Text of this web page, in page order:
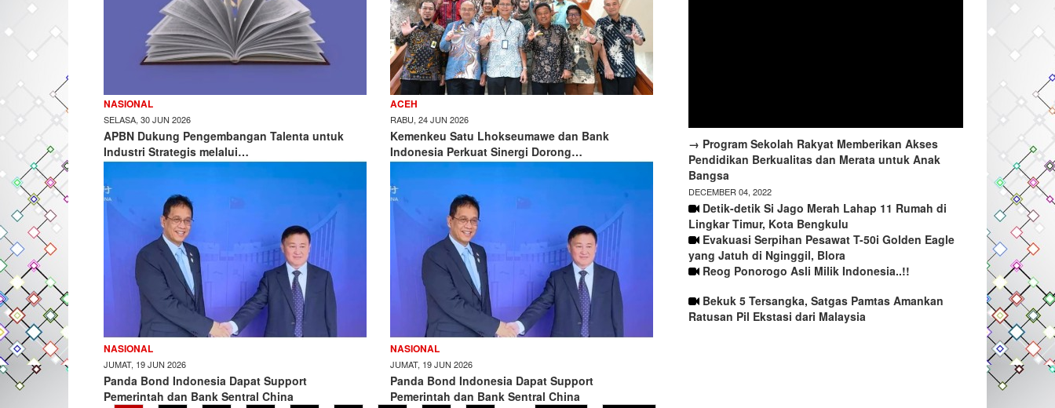
NASIONAL
SELASA, 30 JUN 2026
APBN Dukung Pengembangan Talenta untuk
Industri Strategis melalui…
ACEH
RABU, 24 JUN 2026
Kemenkeu Satu Lhokseumawe dan Bank
Indonesia Perkuat Sinergi Dorong…
NASIONAL
JUMAT, 19 JUN 2026
Panda Bond Indonesia Dapat Support
Pemerintah dan Bank Sentral China
NASIONAL
JUMAT, 19 JUN 2026
Panda Bond Indonesia Dapat Support
Pemerintah dan Bank Sentral China
→ Program Sekolah Rakyat Memberikan Akses
Pendidikan Berkualitas dan Merata untuk Anak
Bangsa
DECEMBER 04, 2022
Detik-detik Si Jago Merah Lahap 11 Rumah di
Lingkar Timur, Kota Bengkulu
Evakuasi Serpihan Pesawat T-50i Golden Eagle
yang Jatuh di Nginggil, Blora
Reog Ponorogo Asli Milik Indonesia..!!
Bekuk 5 Tersangka, Satgas Pamtas Amankan
Ratusan Pil Ekstasi dari Malaysia